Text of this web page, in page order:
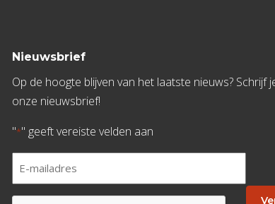
Nieuwsbrief
Op de hoogte blijven van het laatste nieuws? Schrijf
onze nieuwsbrief!
"*" geeft vereiste velden aan
mailadres
*